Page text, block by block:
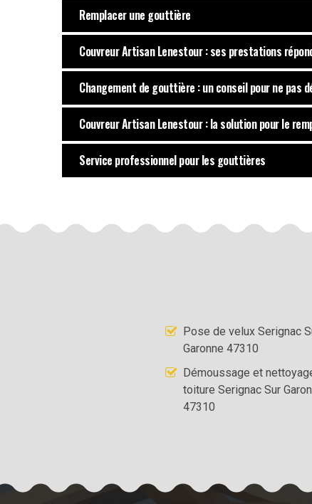
Remplacer une gouttière
Couvreur Artisan Lenestour : ses prestations
Changement de gouttière : un conseil pour ne pas
Couvreur Artisan Lenestour : la solution pour le
Service professionnel pour les gouttières
Pose de velux Serignac
Garonne 47310
Démoussage et
toiture Serignac Sur
47310